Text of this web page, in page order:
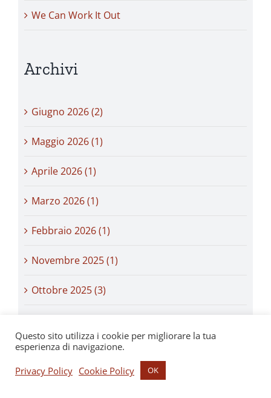
We Can Work It Out
Archivi
Giugno 2026 (2)
Maggio 2026 (1)
Aprile 2026 (1)
Marzo 2026 (1)
Febbraio 2026 (1)
Novembre 2025 (1)
Ottobre 2025 (3)
Luglio 2025 (2)
Giugno 2025 (1)
Questo sito utilizza i cookie per migliorare la tua
esperienza di navigazione.
Privacy Policy Cookie Policy OK